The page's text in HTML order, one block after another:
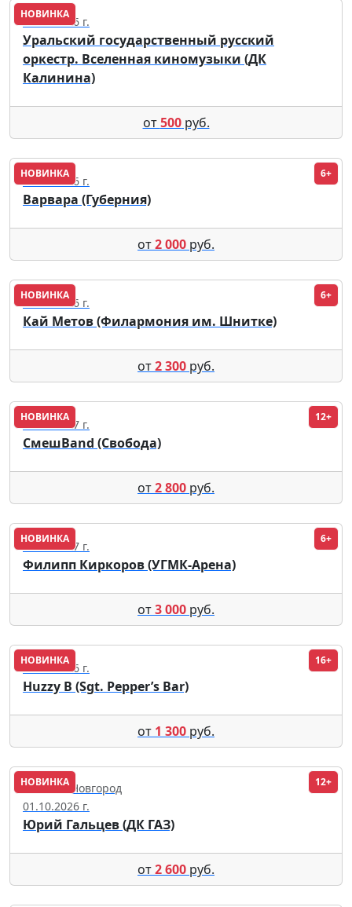
НОВИНКА
03.10.2026 г.
Уральский государственный русский
оркестр. Вселенная киномузыки (ДК
Калинина)
от500руб.
НОВИНКА 6+
12.11.2026 г.
Варвара (Губерния)
от2 000 руб.
НОВИНКА 6+
12.10.2026 г.
Кай Метов (Филармония им. Шнитке)
от2 300 руб.
НОВИНКА 12+
01.04.2027 г.
СмешBand (Свобода)
от2 800 руб.
НОВИНКА 6+
05.01.2027 г.
Филипп Киркоров (УГМК-Арена)
от3 000 руб.
НОВИНКА 16+
12.09.2026 г.
Huzzy B (Sgt. Pepper’s Bar)
от 1 300 руб.
НОВИНКА 12+
Нижний Новгород
01.10.2026 г.
Юрий Гальцев (ДК ГАЗ)
от2 600 руб.